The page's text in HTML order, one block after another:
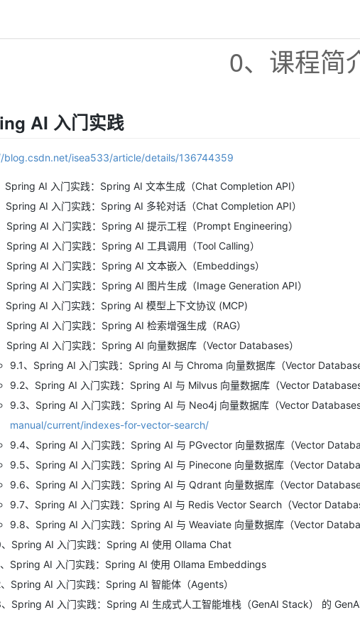
0、课程简
AI 入门实践
blog.csdn.net/isea533/article/details/136744359
Spring AI 入门实践：Spring AI 文本生成（Chat Completion API）
Spring AI 入门实践：Spring AI 多轮对话（Chat Completion API）
Spring AI 入门实践：Spring AI 提示工程（Prompt Engineering）
Spring AI 入门实践：Spring AI 工具调用（Tool Calling）
Spring AI 入门实践：Spring AI 文本嵌入（Embeddings）
Spring AI 入门实践：Spring AI 图片生成（Image Generation API）
Spring AI 入门实践：Spring AI 模型上下文协议 (MCP)
Spring AI 入门实践：Spring AI 检索增强生成（RAG）
Spring AI 入门实践：Spring AI 向量数据库（Vector Databases）
9.1、Spring AI 入门实践：Spring AI 与 Chroma 向量数据库（Vector
9.2、Spring AI 入门实践：Spring AI 与 Milvus 向量数据库（Vector Databases
9.3、Spring AI 入门实践：Spring AI 与 Neo4j 向量数据库（Vector Databases
manual/current/indexes-for-vector-search/
9.4、Spring AI 入门实践：Spring AI 与 PGvector 向量数据库（Vector
9.5、Spring AI 入门实践：Spring AI 与 Pinecone 向量数据库（Vector
9.6、Spring AI 入门实践：Spring AI 与 Qdrant 向量数据库（Vector
9.7、Spring AI 入门实践：Spring AI 与 Redis Vector Search（Vector
9.8、Spring AI 入门实践：Spring AI 与 Weaviate 向量数据库（Vector
Spring AI 入门实践：Spring AI 使用 Ollama Chat
Spring AI 入门实践：Spring AI 使用 Ollama Embeddings
Spring AI 入门实践：Spring AI 智能体（Agents）
Spring AI 入门实践：Spring AI 生成式人工智能堆栈（GenAI Stack） 的